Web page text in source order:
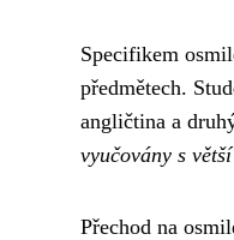
Specifikem
předmětech.
angličtina a
vyučovány s
Přechod na